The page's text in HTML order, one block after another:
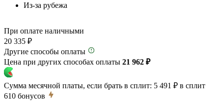
Из-за рубежа
При оплате наличными
20 335 ₽
Другие способы оплаты
Цена при других способах оплаты 21 962 ₽
Сумма месячной платы, если брать в сплит: 5 491 ₽ в сплит
610 бонусов